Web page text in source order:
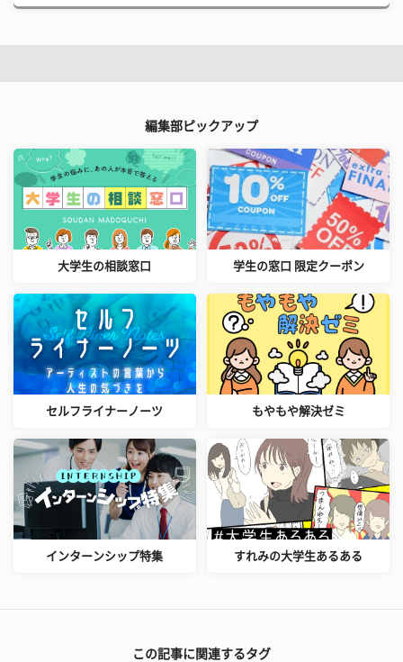
編集部ピックアップ
大学生の相談窓口 学生の窓口 限定クーポン
セルフライナーノーツ もやもや解決ゼミ
インターンシップ特集 すれみの大学生あるある
この記事に関連するタグ